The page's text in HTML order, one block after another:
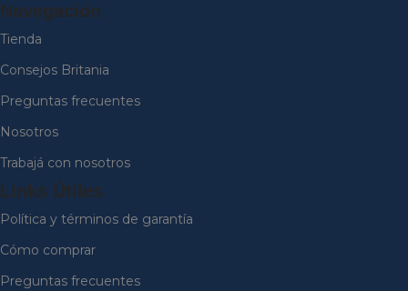
Navegación
Tienda
Consejos Britania
Preguntas frecuentes
Nosotros
Trabajá con nosotros
Links Útiles
Política y términos de garantía
Cómo comprar
Preguntas frecuentes